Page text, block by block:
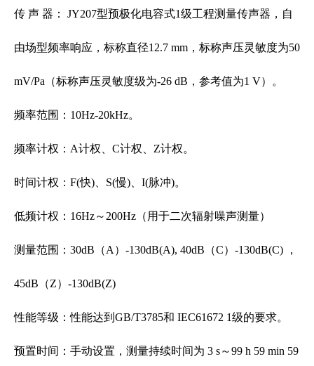
传 声 器： JY207型预极化电容式1级工程测量传声器，自
由场型频率响应，标称直径12.7 mm，标称声压灵敏度为50
mV/Pa（标称声压灵敏度级为-26 dB，参考值为1 V）。
频率范围：10Hz-20kHz。
频率计权：A计权、C计权、Z计权。
时间计权：F(快)、S(慢)、I(脉冲)。
低频计权：16Hz～200Hz（用于二次辐射噪声测量）
测量范围：30dB（A）-130dB(A), 40dB（C）-130dB(C) ，
45dB（Z）-130dB(Z)
性能等级：性能达到GB/T3785和 IEC61672 1级的要求。
预置时间：手动设置，测量持续时间为 3 s～99 h 59 min 59